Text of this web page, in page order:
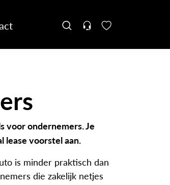
voor ondernemers. Je
voorstel aan.
is minder praktisch dan
die zakelijk netjes